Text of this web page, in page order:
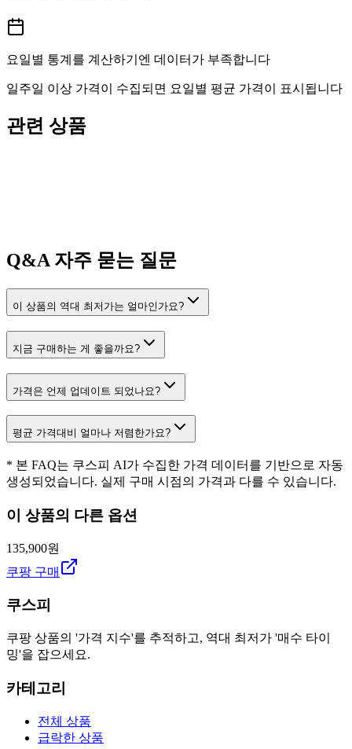
요일별 통계를 계산하기엔 데이터가 부족합니다
일주일 이상 가격이 수집되면 요일별 평균 가격이 표시됩니다
관련 상품
Q&A자주 묻는 질문
이 상품의 역대 최저가는 얼마인가요?
지금 구매하는 게 좋을까요?
가격은 언제 업데이트 되었나요?
평균 가격대비 얼마나 저렴한가요?
* 본 FAQ는 쿠스피 AI가 수집한 가격 데이터를 기반으로 자동
생성되었습니다. 실제 구매 시점의 가격과 다를 수 있습니다.
이 상품의 다른 옵션
135,900원
쿠팡 구매
쿠스피
쿠팡 상품의 '가격 지수'를 추적하고, 역대 최저가 '매수 타이
밍'을 잡으세요.
카테고리
전체 상품
급락한 상품